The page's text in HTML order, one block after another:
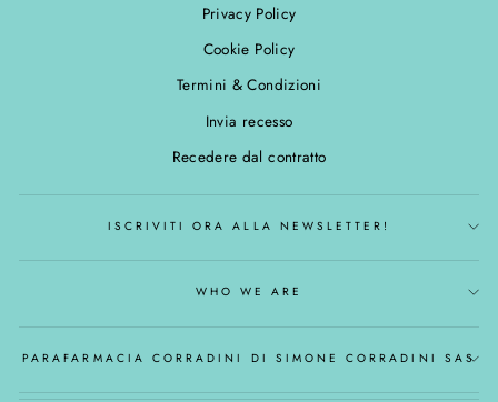
Privacy Policy
Cookie Policy
Termini & Condizioni
Invia recesso
Recedere dal contratto
ISCRIVITI ORA ALLA NEWSLETTER!
WHO WE ARE
PARAFARMACIA CORRADINI DI SIMONE CORRADINI SAS